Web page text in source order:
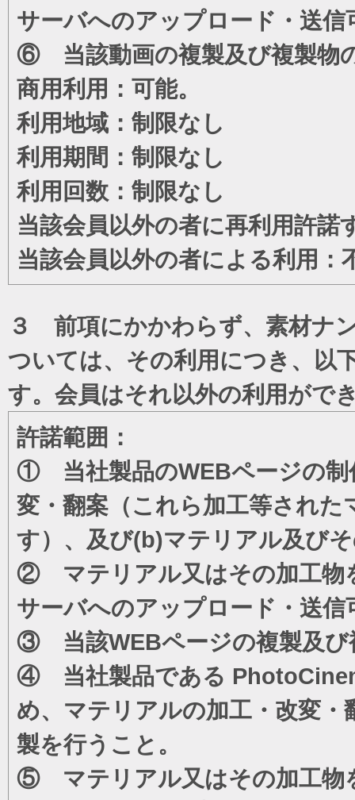
サーバへのアップロード・送信
⑥ 当該動画の複製及び複製物
商用利用：可能。
利用地域：制限なし
利用期間：制限なし
利用回数：制限なし
当該会員以外の者に再利用許諾
当該会員以外の者による利用：
３ 前項にかかわらず、素材ナ
ついては、その利用につき、以
す。会員はそれ以外の利用がで
許諾範囲：
① 当社製品のWEBページの制
変・翻案（これら加工等され
す）、及び(b)マテリアル及び
② マテリアル又はその加工物
サーバへのアップロード・送信
③ 当該WEBページの複製及び
④ 当社製品である
め、マテリアルの加工・改変
製を行うこと。
⑤ マテリアル又はその加工物